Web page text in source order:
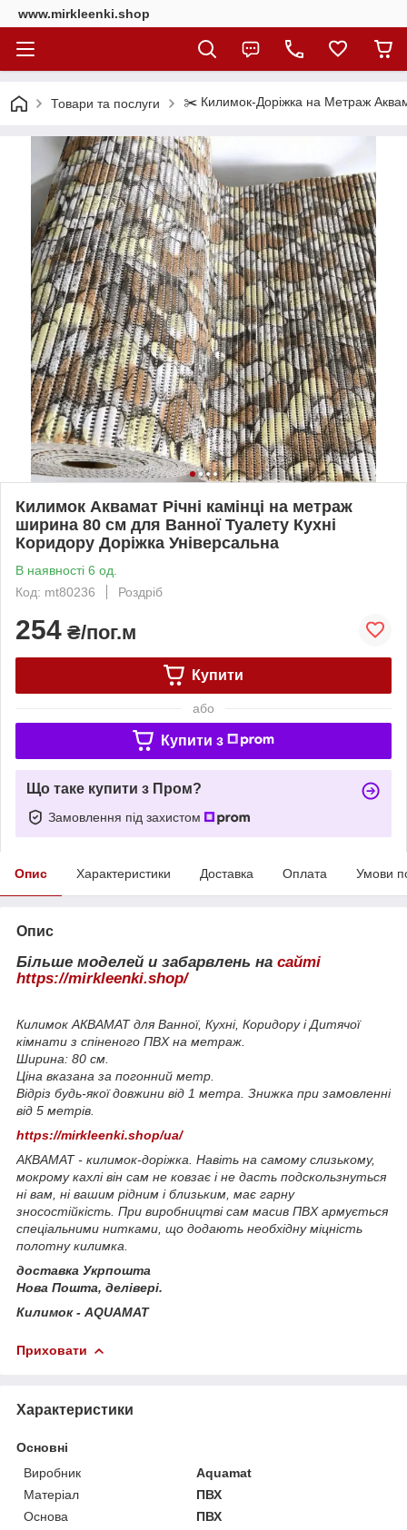
www.mirkleenki.shop
Товари та послуги ✂️ Килимок-Доріжка на Метраж
Килимок Аквамат Річні камінці на метраж
ширина 80 см для Ванної Туалету Кухні
Коридору Доріжка Універсальна
В наявності 6 од.
Код: mt80236
Роздріб
254 ₴/пог.м
Купити
або
Купити з
Що таке купити з Пром?
Замовлення під захистом
Опис Характеристики Доставка Оплата Умови
Опис
Більше моделей и забарвлень на сайті
https://mirkleenki.shop/
Килимок АКВАМАТ для Ванної, Кухні, Коридору і Дитячої
кімнати з спіненого ПВХ на метраж.
Ширина: 80 см.
Ціна вказана за погонний метр.
Відріз будь-якої довжини від 1 метра. Знижка при замовленні
від 5 метрів.
https://mirkleenki.shop/ua/
АКВАМАТ - килимок-доріжка. Навіть на самому слизькому,
мокрому кахлі він сам не ковзає і не дасть подскользнуться
ні вам, ні вашим рідним і близьким, має гарну
зносостійкість. При виробництві сам масив ПВХ армується
спеціальними нитками, що додають необхідну міцність
полотну килимка.
доставка Укрпошта
Нова Пошта, делівері.
Килимок - AQUAMAT
Приховати
Характеристики
Основні
Виробник
Aquamat
Матеріал
ПВХ
Основа
ПВХ